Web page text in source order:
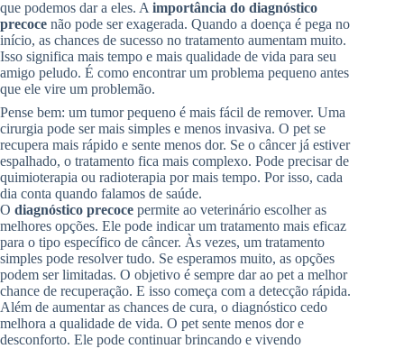
que podemos dar a eles. A importância do diagnóstico
precoce não pode ser exagerada. Quando a doença é pega no
início, as chances de sucesso no tratamento aumentam muito.
Isso significa mais tempo e mais qualidade de vida para seu
amigo peludo. É como encontrar um problema pequeno antes
que ele vire um problemão.
Pense bem: um tumor pequeno é mais fácil de remover. Uma
cirurgia pode ser mais simples e menos invasiva. O pet se
recupera mais rápido e sente menos dor. Se o câncer já estiver
espalhado, o tratamento fica mais complexo. Pode precisar de
quimioterapia ou radioterapia por mais tempo. Por isso, cada
dia conta quando falamos de saúde.
O diagnóstico precoce permite ao veterinário escolher as
melhores opções. Ele pode indicar um tratamento mais eficaz
para o tipo específico de câncer. Às vezes, um tratamento
simples pode resolver tudo. Se esperamos muito, as opções
podem ser limitadas. O objetivo é sempre dar ao pet a melhor
chance de recuperação. E isso começa com a detecção rápida.
Além de aumentar as chances de cura, o diagnóstico cedo
melhora a qualidade de vida. O pet sente menos dor e
desconforto. Ele pode continuar brincando e vivendo